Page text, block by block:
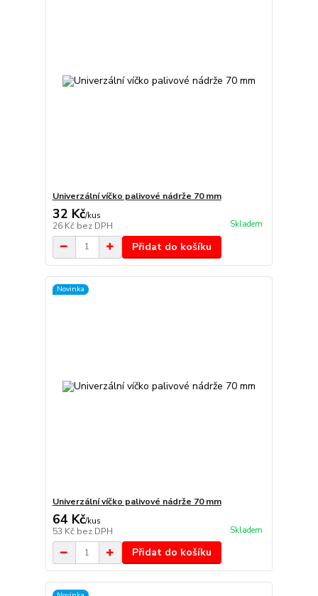
Univerzální víčko palivové nádrže 70 mm
32 Kč/kus
26 Kč bez DPH Skladem
Přidat do košíku
Novinka
Univerzální víčko palivové nádrže 70 mm
64 Kč/kus
53 Kč bez DPH Skladem
Přidat do košíku